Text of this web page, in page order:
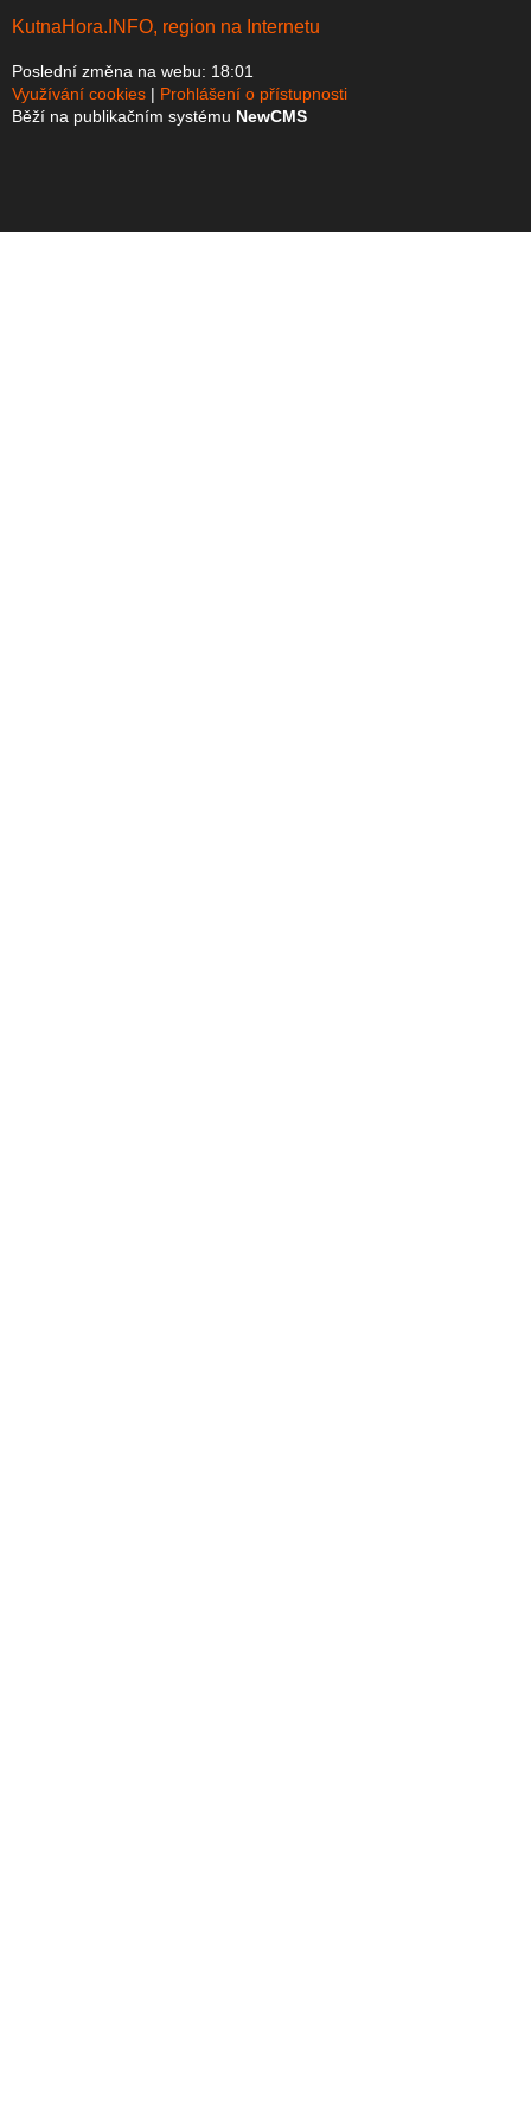
KutnaHora.INFO, region na Internetu
Poslední změna na webu: 18:01
Využívání cookies
Prohlášení o přístupnosti
Běží na publikačním systému NewCMS